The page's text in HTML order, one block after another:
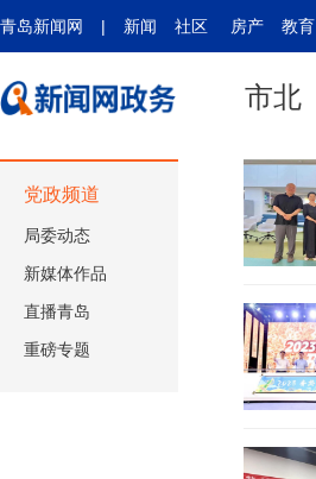
青岛新闻网 | 新闻 社区 房产 教育
市北
党政频道
局委动态
新媒体作品
直播青岛
重磅专题